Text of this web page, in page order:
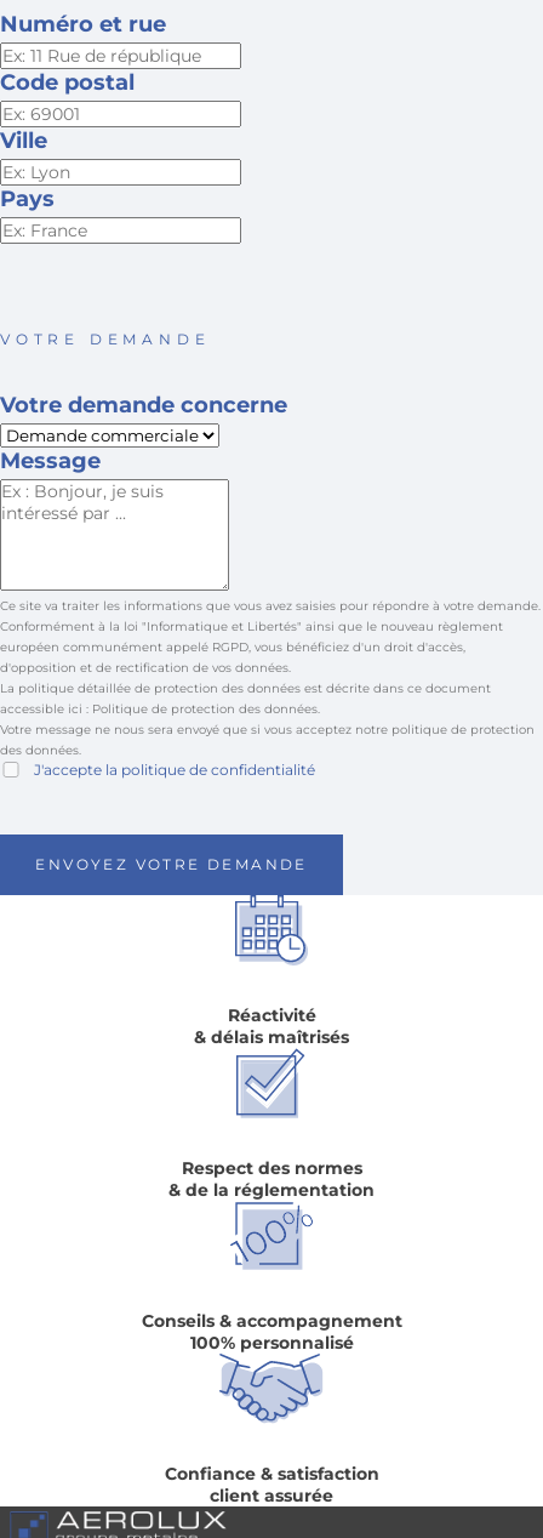
Numéro et rue
Code postal
Ville
Pays
VOTRE DEMANDE
Votre demande concerne
Message
Ce site va traiter les informations que vous avez saisies pour répondre à votre demande.
Conformément à la loi "Informatique et Libertés" ainsi que le nouveau règlement
européen communément appelé RGPD, vous bénéficiez d'un droit d'accès,
d'opposition et de rectification de vos données.
La politique détaillée de protection des données est décrite dans ce document
accessible ici : Politique de protection des données.
Votre message ne nous sera envoyé que si vous acceptez notre politique de protection
des données.
J'accepte la politique de confidentialité
ENVOYEZ VOTRE DEMANDE
Réactivité
& délais maîtrisés
Respect des normes
& de la réglementation
Conseils & accompagnement
100% personnalisé
Confiance & satisfaction
client assurée